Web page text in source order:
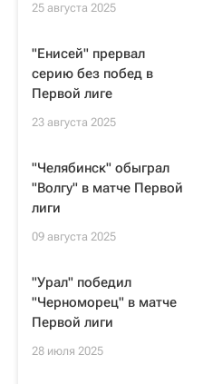
25 августа 2025
"Енисей" прервал
серию без побед в
Первой лиге
23 августа 2025
"Челябинск" обыграл
"Волгу" в матче Первой
лиги
09 августа 2025
"Урал" победил
"Черноморец" в матче
Первой лиги
28 июля 2025